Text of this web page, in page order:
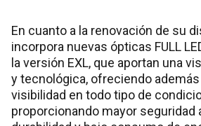
En cuanto a la renovación de su
incorpora nuevas ópticas FULL
la versión EXL, que aportan una
y tecnológica, ofreciendo
visibilidad en todo tipo de
proporcionando mayor seguridad